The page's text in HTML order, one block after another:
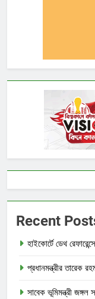
Recent
হাইকোর্টে ডেথ
প্রধানমন্ত্রীর তারেক
সাবেক ভূমিমন্ত্রী জঙ্গল